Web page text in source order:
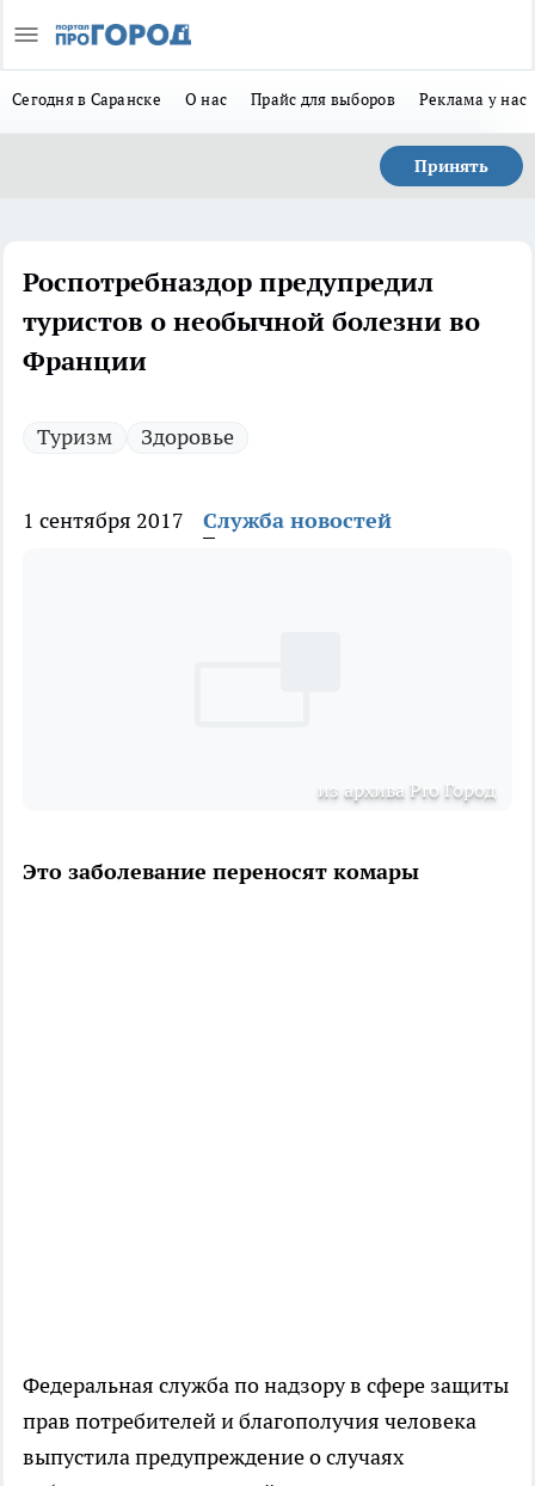
Сегодня в Саранске О нас Прайс для выборов Реклама у нас
Принять
Роспотребназдор предупредил
туристов о необычной болезни во
Франции
Туризм Здоровье
1 сентября 2017 Служба новостей
из архива Pro Город
Это заболевание переносят комары
Федеральная служба по надзору в сфере защиты
прав потребителей и благополучия человека
выпустила предупреждение о случаях